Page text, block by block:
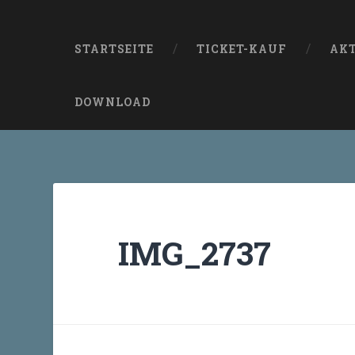
STARTSEITE TICKET-KAUF
DOWNLOAD
IMG_2737